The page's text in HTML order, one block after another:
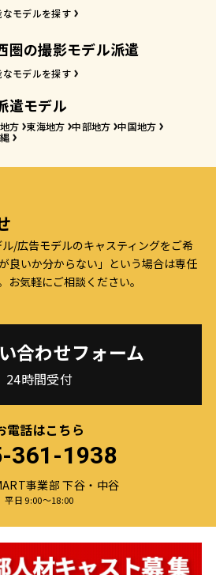
モデルを探す
圏の撮影モデル派遣
モデルを探す
遣モデル
方 東海地方 中部地方 中国地方
/広告モデルのキャスティングをご希
良いか分からない」という場合は専任
お気軽にご相談ください。
合わせフォーム
24時間受付
電話はこちら
361-1938
事業部 下谷・中谷
平日 9:00〜18:00